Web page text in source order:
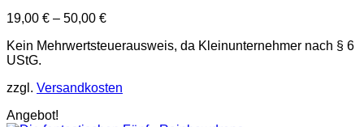
19,00 € – 50,00 €
Kein Mehrwertsteuerausweis, da Kleinunternehmer nach § 6
UStG.
zzgl. Versandkosten
Angebot!